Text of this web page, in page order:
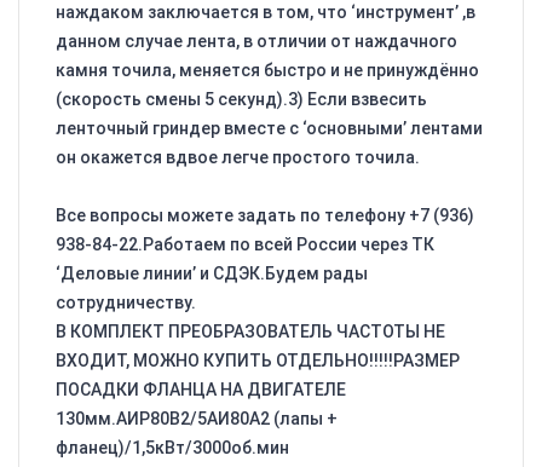
наждаком заключается в том, что ‘инструмент’ ,в
данном случае лента, в отличии от наждачного
камня точила, меняется быстро и не принуждённо
(скорость смены 5 секунд).3) Если взвесить
ленточный гриндер вместе с ‘основными’ лентами
он окажется вдвое легче простого точила.
Все вопросы можете задать по телефону +7 (936)
938-84-22.Работаем по всей России через ТК
‘Деловые линии’ и СДЭК.Будем рады
сотрудничеству.
В КОМПЛЕКТ ПРЕОБРАЗОВАТЕЛЬ ЧАСТОТЫ НЕ
ВХОДИТ, МОЖНО КУПИТЬ ОТДЕЛЬНО!!!!!РАЗМЕР
ПОСАДКИ ФЛАНЦА НА ДВИГАТЕЛЕ
130мм.АИР80В2/5АИ80A2 (лапы +
фланец)/1,5кВт/3000об.мин